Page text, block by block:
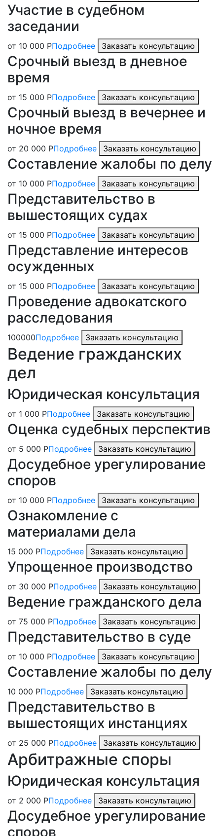
Участие в судебном
заседании
от 10 000 РПодробнее Заказать консультацию
Срочный выезд в дневное
время
от 15 000 РПодробнее Заказать консультацию
Срочный выезд в вечернее и
ночное время
от 20 000 РПодробнее Заказать консультацию
Составление жалобы по делу
от 10 000 РПодробнее Заказать консультацию
Представительство в
вышестоящих судах
от 15 000 РПодробнее Заказать консультацию
Представление интересов
осужденных
от 15 000 РПодробнее Заказать консультацию
Проведение адвокатского
расследования
100000Подробнее Заказать консультацию
Ведение гражданских
дел
Юридическая консультация
от 1 000 РПодробнее Заказать консультацию
Оценка судебных перспектив
от 5 000 РПодробнее Заказать консультацию
Досудебное урегулирование
споров
от 10 000 РПодробнее Заказать консультацию
Ознакомление с
материалами дела
15 000 РПодробнее Заказать консультацию
Упрощенное производство
от 30 000 РПодробнее Заказать консультацию
Ведение гражданского дела
от 75 000 РПодробнее Заказать консультацию
Представительство в суде
от 10 000 РПодробнее Заказать консультацию
Составление жалобы по делу
10 000 РПодробнее Заказать консультацию
Представительство в
вышестоящих инстанциях
от 25 000 РПодробнее Заказать консультацию
Арбитражные споры
Юридическая консультация
от 2 000 РПодробнее Заказать консультацию
Досудебное урегулирование
споров